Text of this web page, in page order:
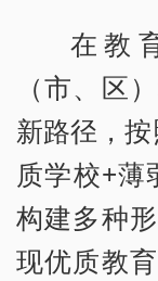
在教
（市、区
新路径，按
质学校+薄
构建多种
现优质教